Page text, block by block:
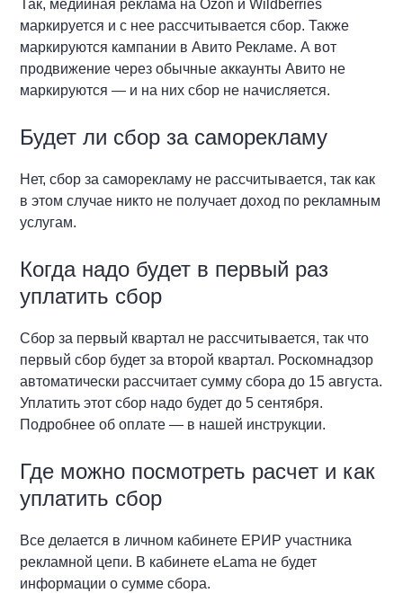
Так, медийная реклама на Ozon и Wildberries
маркируется и с нее рассчитывается сбор. Также
маркируются кампании в Авито Рекламе. А вот
продвижение через обычные аккаунты Авито не
маркируются — и на них сбор не начисляется.
Будет ли сбор за саморекламу
Нет, сбор за саморекламу не рассчитывается, так как
в этом случае никто не получает доход по рекламным
услугам.
Когда надо будет в первый раз
уплатить сбор
Сбор за первый квартал не рассчитывается, так что
первый сбор будет за второй квартал. Роскомнадзор
автоматически рассчитает сумму сбора до 15 августа.
Уплатить этот сбор надо будет до 5 сентября.
Подробнее об оплате — в нашей инструкции.
Где можно посмотреть расчет и как
уплатить сбор
Все делается в личном кабинете ЕРИР участника
рекламной цепи. В кабинете eLama не будет
информации о сумме сбора.